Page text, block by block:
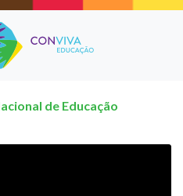
de Educação